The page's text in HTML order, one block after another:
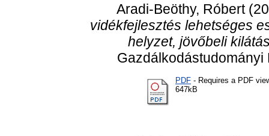
Aradi-Beöthy, Róbert
vidékfejlesztés lehetséges
helyzet, jövőbeli
Gazdálkodástudományi
PDF - Requires a PDF
647kB